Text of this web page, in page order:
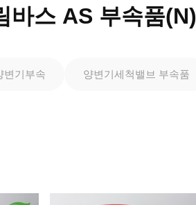
바스 AS 부속품(N)
변기부속 양변기세척밸브 부속품